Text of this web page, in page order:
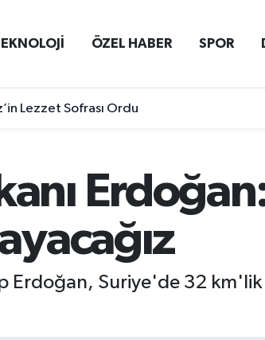
ÖZEL HABER SPOR
Lezzet Sofrası Ordu
Erdoğan, Suriye'de 32